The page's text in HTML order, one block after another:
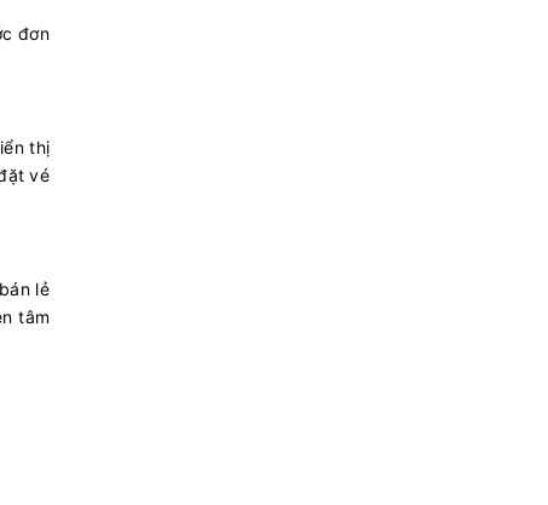
đơn
thị
vé
lẻ
tâm